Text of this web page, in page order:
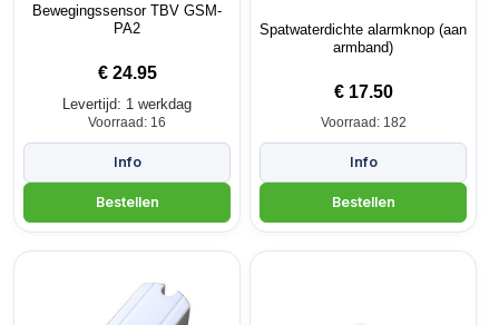
Bewegingssensor TBV GSM-
PA2
€ 24.95
Levertijd: 1 werkdag
Voorraad: 16
Spatwaterdichte alarmknop (aan
armband)
€ 17.50
Voorraad: 182